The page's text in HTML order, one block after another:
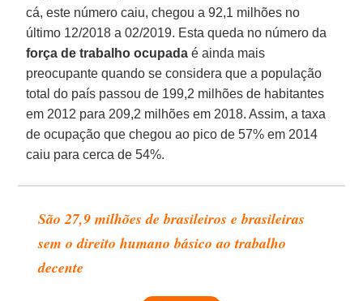
cá, este número caiu, chegou a 92,1 milhões no
último 12/2018 a 02/2019. Esta queda no número da
força de trabalho ocupada é ainda mais
preocupante quando se considera que a população
total do país passou de 199,2 milhões de habitantes
em 2012 para 209,2 milhões em 2018. Assim, a taxa
de ocupação que chegou ao pico de 57% em 2014
caiu para cerca de 54%.
São 27,9 milhões de brasileiros e brasileiras
sem o direito humano básico ao trabalho
decente